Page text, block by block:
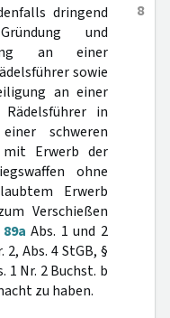
8
dringend
und
an einer
sowie
an einer
in
schweren
mit Erwerb der
ohne
Erwerb
Verschießen
89a Abs. 1 und 2
2, Abs. 4 StGB, §
1 Nr. 2 Buchst. b
zu haben.